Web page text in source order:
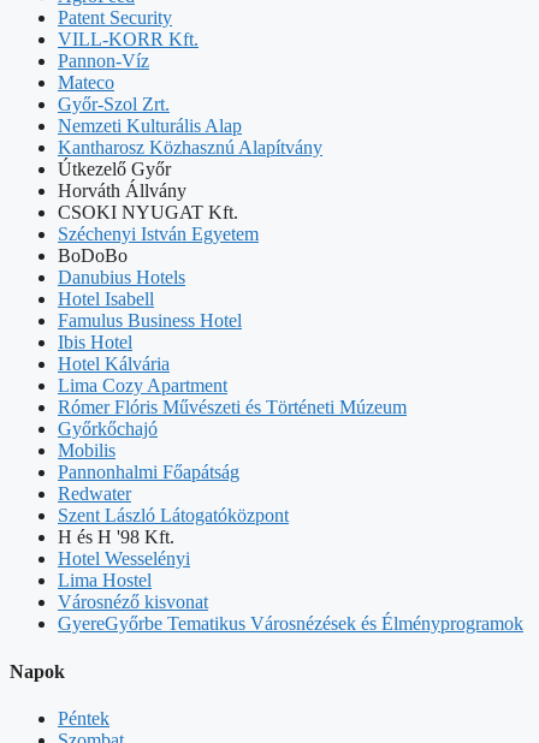
Patent Security
VILL-KORR Kft.
Pannon-Víz
Mateco
Győr-Szol Zrt.
Nemzeti Kulturális Alap
Kantharosz Közhasznú Alapítvány
Útkezelő Győr
Horváth Állvány
CSOKI NYUGAT Kft.
Széchenyi István Egyetem
BoDoBo
Danubius Hotels
Hotel Isabell
Famulus Business Hotel
Ibis Hotel
Hotel Kálvária
Lima Cozy Apartment
Rómer Flóris Művészeti és Történeti Múzeum
Győrkőchajó
Mobilis
Pannonhalmi Főapátság
Redwater
Szent László Látogatóközpont
H és H '98 Kft.
Hotel Wesselényi
Lima Hostel
Városnéző kisvonat
GyereGyőrbe Tematikus Városnézések és Élményprogramok
Napok
Péntek